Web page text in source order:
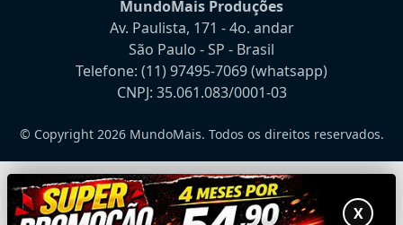
MundoMais Produções
Av. Paulista, 171 - 4o. andar
São Paulo - SP - Brasil
Telefone: (11) 97495-7069(whatsapp)
CNPJ: 35.061.083/0001-03
© Copyright 2026 MundoMais. Todos os direitos reservados.
X